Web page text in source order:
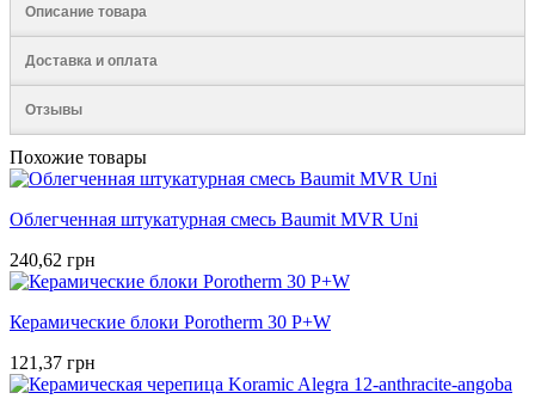
Описание товара
Доставка и оплата
Отзывы
Похожие товары
Облегченная штукатурная смесь Baumit MVR Uni
240,62 грн
Керамические блоки Porotherm 30 P+W
121,37 грн